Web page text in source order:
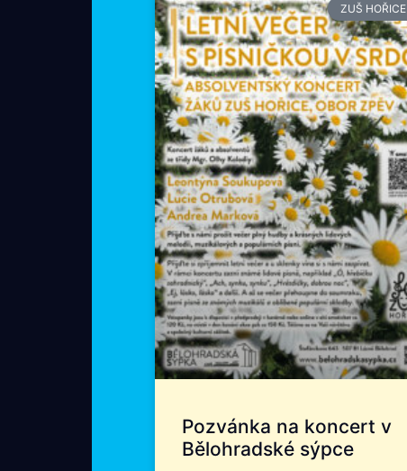
ZUŠ HOŘICE
Pozvánka na koncert v
Bělohradské sýpce